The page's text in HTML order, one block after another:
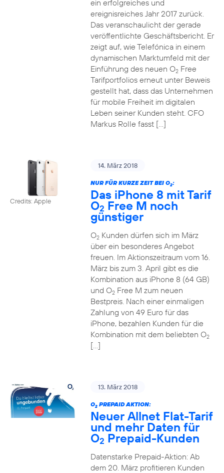
ein erfolgreiches und
ereignisreiches Jahr 2017 zurück.
Das veranschaulicht der gerade
veröffentlichte Geschäftsbericht. Er
zeigt auf, wie Telefónica in einem
dynamischen Marktumfeld mit der
Einführung des neuen O2Free
Tarifportfolios erneut unter Beweis
gestellt hat, dass das Unternehmen
für mobile Freiheit im digitalen
Leben seiner Kunden steht. CFO
Markus Rolle fasst […]
Credits: Apple
14. März 2018
NUR FÜR KURZE ZEIT BEI O2:
Das iPhone 8 mit Tarif
O2 Free M noch
günstiger
O2Kunden dürfen sich im März
über ein besonderes Angebot
freuen. Im Aktionszeitraum vom 16.
März bis zum 3. April gibt es die
Kombination aus iPhone 8 (64 GB)
und O2Free M zum neuen
Bestpreis. Nach einer einmaligen
Zahlung von 49 Euro für das
iPhone, bezahlen Kunden für die
Kombination mit dem beliebten O2
[…]
13. März 2018
O2PREPAID AKTION:
Neuer Allnet Flat-Tarif
und mehr Daten für
O2 Prepaid-Kunden
Datenstarke Prepaid-Aktion: Ab
dem 20. März profitieren Kunden